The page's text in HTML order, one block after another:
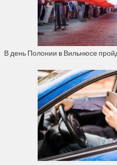
В день Полонии в Вильнюсе